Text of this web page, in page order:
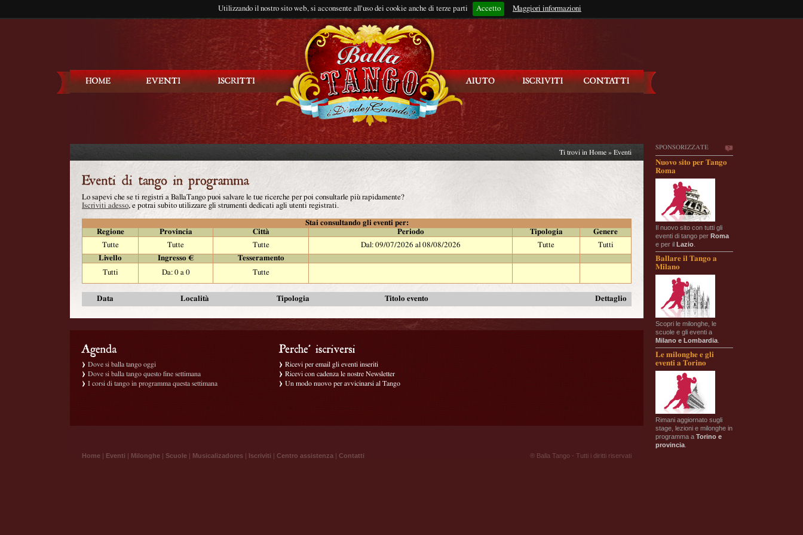
Utilizzando il nostro sito web, si acconsente all'uso dei cookie anche di terze parti Accetto Maggiori informazioni
Rimani connesso?
SPONSORIZZATE
Nuovo sito per Tango
Roma
Il nuovo sito con tutti gli
eventi di tango per Roma
e per il Lazio
Ballare il Tango a
Milano
Scopri le milonghe, le
scuole e gli eventi a
Milano e Lombardia
Le milonghe e gli
eventi a Torino
Rimani aggiornato sugli
stage, lezioni e milonghe in
programma a Torino e
provincia
Ti trovi in Home » Eventi
Lo sapevi che se ti registri a BallaTango puoi salvare le tue ricerche per poi consultarle più rapidamente?
Iscriviti adesso, e potrai subito utilizzare gli strumenti dedicati agli utenti registrati.
Stai consultando gli eventi per:
Regione
Provincia Città Periodo Tipologia
Genere
Tutte
Tutte Tutte Dal: 09/07/2026 al 08/08/2026 Tutte
Tutti
Livello
Ingresso €
Tesseramento
Tutti
Da: 0 a 0 Tutte
Data Località Tipologia Titolo evento Dettaglio
Dove si balla tango oggi
Dove si balla tango questo fine settimana
I corsi di tango in programma questa settimana
Ricevi per email gli eventi inseriti
Ricevi con cadenza le nostre Newsletter
Un modo nuovo per avvicinarsi al Tango
Home | Eventi | Milonghe | Scuole | Musicalizadores | Iscriviti | Centro assistenza | Contatti ® Balla Tango - Tutti i diritti riservati